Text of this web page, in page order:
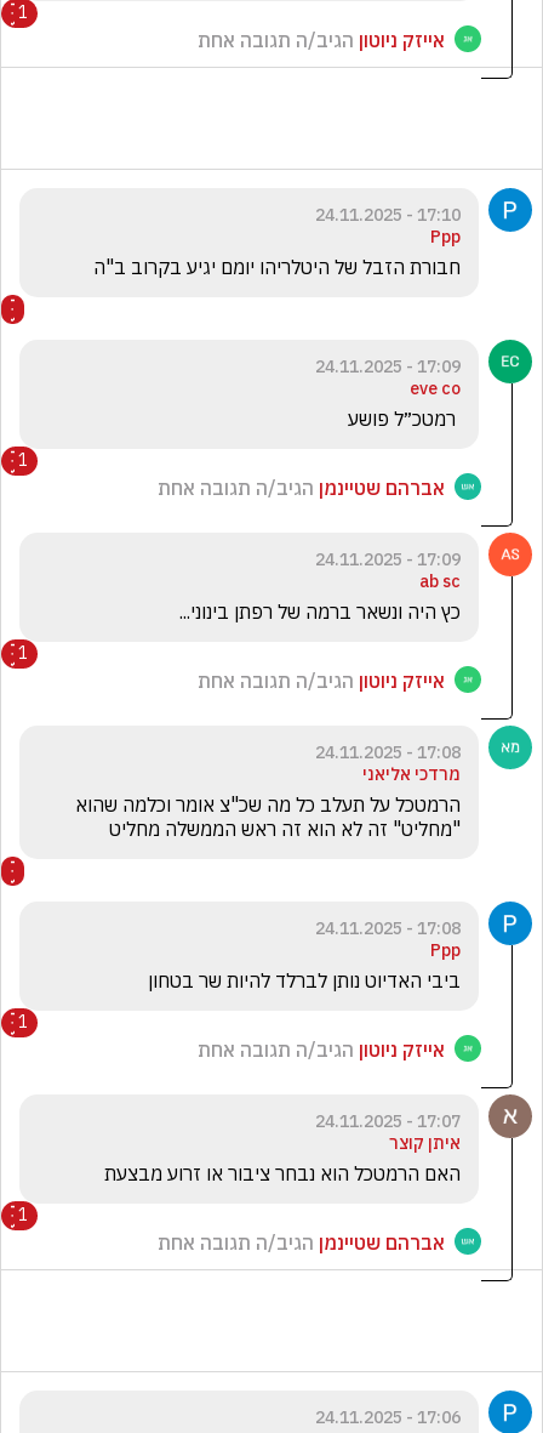
1
אייזק ניוטון הגיב/ה תגובה אחת
17:10 - 24.11.2025
Ppp
חבורת הזבל של היטלריהו יומם יגיע בקרוב ב"ה
17:09 - 24.11.2025
eve co
1
אברהם שטיינמן הגיב/ה תגובה אחת
17:09 - 24.11.2025
ab sc
כץ היה ונשאר ברמה של רפתן בינוני...
1
אייזק ניוטון הגיב/ה תגובה אחת
17:08 - 24.11.2025
מרדכי אליאני
"מחליט" זה לא הוא זה ראש הממשלה מחליט
17:08 - 24.11.2025
Ppp
ביבי האדיוט נותן לברלד להיות שר בטחון
1
אייזק ניוטון הגיב/ה תגובה אחת
17:07 - 24.11.2025
איתן קוצר
האם הרמטכל הוא נבחר ציבור או זרוע מבצעת
1
אברהם שטיינמן הגיב/ה תגובה אחת
17:06 - 24.11.2025